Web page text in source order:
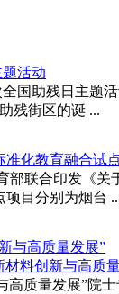
活动
国助残日主题
残街区的诞 ...
准化教育融合试
部联合印发《
项目分别为烟台
与高质量发展”
高质量发展”院